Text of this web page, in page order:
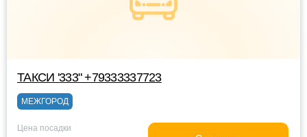
ТАКСИ '333" +79333337723
МЕЖГОРОД
Цена посадки